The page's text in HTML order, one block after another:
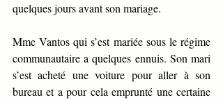
quelques jours avant son mariage.
Mme Vantos qui s’est mariée sous le régime
communautaire a quelques ennuis. Son mari
s’est acheté une voiture pour aller à son
bureau et a pour cela emprunté une certaine